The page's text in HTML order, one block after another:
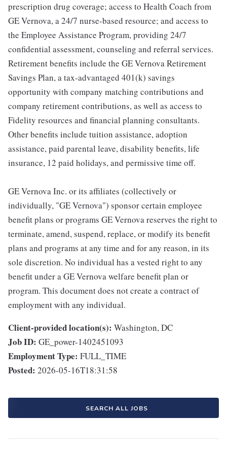
prescription drug coverage; access to Health Coach from
GE Vernova, a 24/7 nurse-based resource; and access to
the Employee Assistance Program, providing 24/7
confidential assessment, counseling and referral services.
Retirement benefits include the GE Vernova Retirement
Savings Plan, a tax-advantaged 401(k) savings
opportunity with company matching contributions and
company retirement contributions, as well as access to
Fidelity resources and financial planning consultants.
Other benefits include tuition assistance, adoption
assistance, paid parental leave, disability benefits, life
insurance, 12 paid holidays, and permissive time off.
GE Vernova Inc. or its affiliates (collectively or
individually, "GE Vernova") sponsor certain employee
benefit plans or programs GE Vernova reserves the right to
terminate, amend, suspend, replace, or modify its benefit
plans and programs at any time and for any reason, in its
sole discretion. No individual has a vested right to any
benefit under a GE Vernova welfare benefit plan or
program. This document does not create a contract of
employment with any individual.
Client-provided location(s): Washington, DC
Job ID: GE_power-1402451093
Employment Type: FULL_TIME
Posted: 2026-05-16T18:31:58
SEARCH ALL JOBS